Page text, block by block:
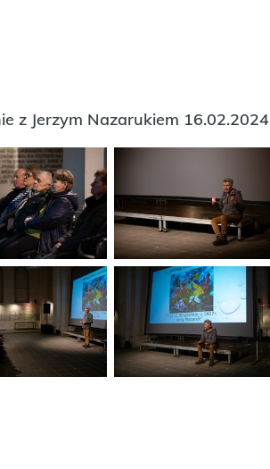
z Jerzym Nazarukiem 16.02.2024